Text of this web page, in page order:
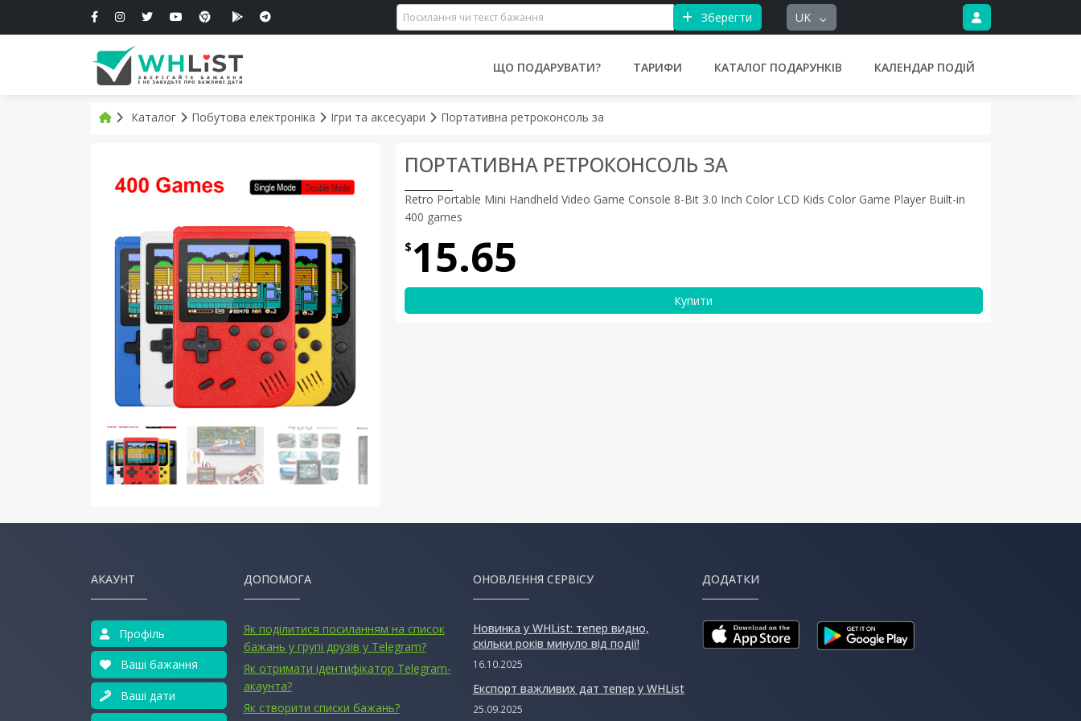
Зберегти UK
ЩО ПОДАРУВАТИ? ТАРИФИ КАТАЛОГ ПОДАРУНКІВ КАЛЕНДАР ПОДІЙ
Каталог Побутова електроніка Ігри та аксесуари Портативна ретроконсоль за
ПОРТАТИВНА РЕТРОКОНСОЛЬ ЗА
Retro Portable Mini Handheld Video Game Console 8-Bit 3.0 Inch Color LCD Kids Color Game Player Built-in
400 games
$ 15.65
Купити
АКАУНТ
Профіль
Ваші бажання
Ваші дати
ДОПОМОГА
Як поділитися посиланням на список
бажань у групі друзів у Telegram?
Як отримати ідентифікатор Telegram-
акаунта?
Як створити списки бажань?
ОНОВЛЕННЯ СЕРВІСУ
Новинка у WHList: тепер видно,
скільки років минуло від події!
16.10.2025
Експорт важливих дат тепер у WHList
25.09.2025
ДОДАТКИ